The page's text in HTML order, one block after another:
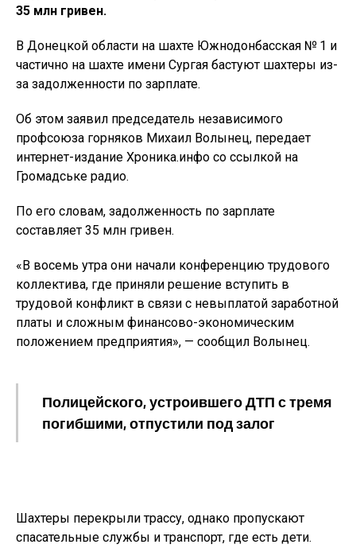
35 млн гривен.
В Донецкой области на шахте Южнодонбасская № 1 и
частично на шахте имени Сургая бастуют шахтеры из-
за задолженности по зарплате.
Об этом заявил председатель независимого
профсоюза горняков Михаил Волынец, передает
интернет-издание Хроника.инфо со ссылкой на
Громадське радио.
По его словам, задолженность по зарплате
составляет 35 млн гривен.
«В восемь утра они начали конференцию трудового
коллектива, где приняли решение вступить в
трудовой конфликт в связи с невыплатой заработной
платы и сложным финансово-экономическим
положением предприятия», — сообщил Волынец.
Полицейского, устроившего ДТП с тремя
погибшими, отпустили под залог
Шахтеры перекрыли трассу, однако пропускают
спасательные службы и транспорт, где есть дети.